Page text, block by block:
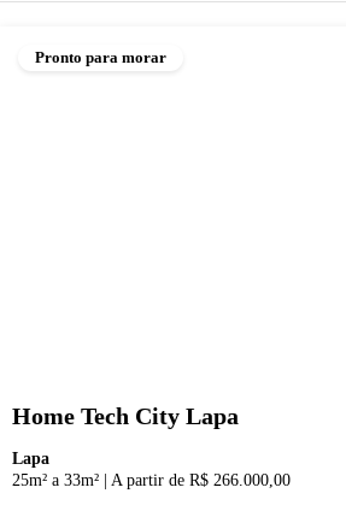
Pronto para morar
Home Tech City Lapa
Lapa
25m² a 33m²
A partir de R$ 266.000,00